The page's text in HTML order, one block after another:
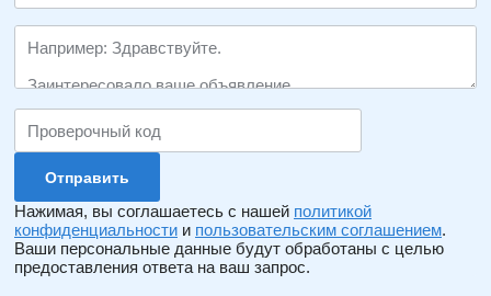
Нажимая, вы соглашаетесь с нашей политикой
конфиденциальности и пользовательским соглашением.
Ваши персональные данные будут обработаны с целью
предоставления ответа на ваш запрос.